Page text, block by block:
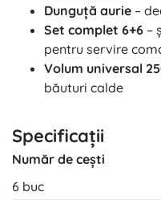
Dunguță aurie –
Set complet 6+6 –
pentru servire
Volum universal
băuturi calde
Specificații
Număr de cești
6 buc